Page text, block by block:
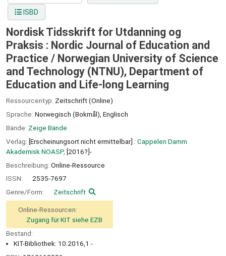
ISBD
Nordisk Tidsskrift for Utdanning og
Praksis : Nordic Journal of Education and
Practice / Norwegian University of Science
and Technology (NTNU), Department of
Education and Life-long Learning
Ressourcentyp: Zeitschrift (Online)
Sprache: Norwegisch (Bokmål) Englisch
Bände: Zeige Bände
Verlag: [Erscheinungsort nicht ermittelbar] : Cappelen Damm
Akademisk NOASP, [2016?]-
Beschreibung: Online-Ressource
ISSN:
2535-7697
Genre/Form:
Zeitschrift
Online-Ressourcen:
Zugang für KIT siehe EZB
Bestand:
KIT-Bibliothek: 10.2016,1 -